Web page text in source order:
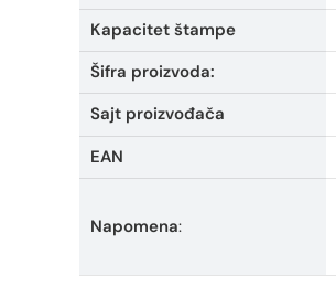
Kapacitet štampe
Šifra proizvoda:
Sajt proizvođača
EAN
Napomena: